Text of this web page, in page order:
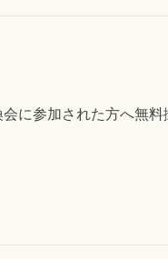
に参加された方へ無